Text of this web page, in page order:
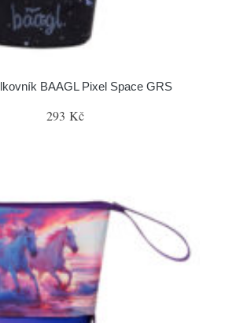
BAAGL Pixel Space GRS
293 Kč